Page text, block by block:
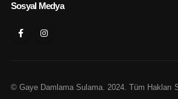
Sosyal Medya
© Gaye Damlama Sulama. 2024. Tüm Hakları